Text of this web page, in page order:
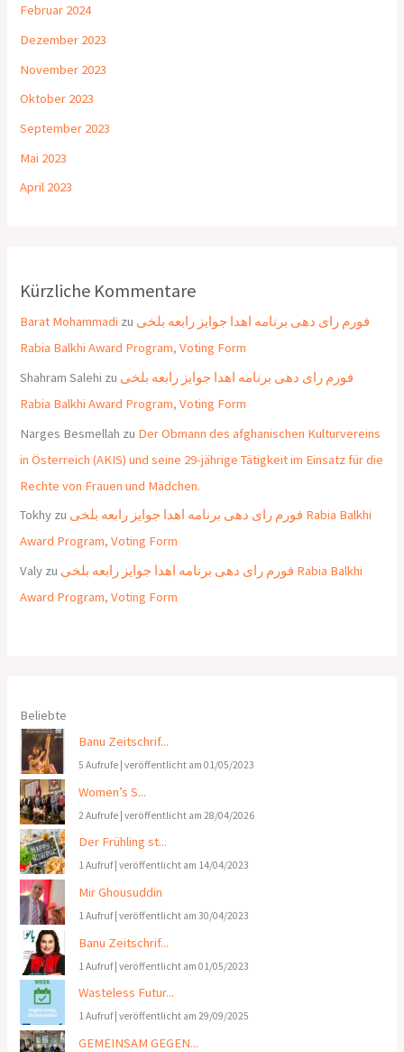
Februar 2024
Dezember 2023
November 2023
Oktober 2023
September 2023
Mai 2023
April 2023
Kürzliche Kommentare
Barat Mohammadi zu فورم رای دهی برنامه اهدا جوایز رابعه بلخی
Rabia Balkhi Award Program, Voting Form
Shahram Salehi zu فورم رای دهی برنامه اهدا جوایز رابعه بلخی
Rabia Balkhi Award Program, Voting Form
Narges Besmellah zu Der Obmann des afghanischen Kulturvereins
in Österreich (AKIS) und seine 29-jährige Tätigkeit im Einsatz für die
Rechte von Frauen und Mädchen.
Tokhy zu فورم رای دهی برنامه اهدا جوایز رابعه بلخی Rabia Balkhi
Award Program, Voting Form
Valy zu فورم رای دهی برنامه اهدا جوایز رابعه بلخی Rabia Balkhi
Award Program, Voting Form
Beliebte
Banu Zeitschrif...
5 Aufrufe |veröffentlicht am 01/05/2023
Women’s S...
2 Aufrufe |veröffentlicht am 28/04/2026
Der Frühling st...
1 Aufruf|veröffentlicht am 14/04/2023
Mir Ghousuddin
1 Aufruf|veröffentlicht am 30/04/2023
Banu Zeitschrif...
1 Aufruf|veröffentlicht am 01/05/2023
Wasteless Futur...
1 Aufruf|veröffentlicht am 29/09/2025
GEMEINSAM GEGEN...